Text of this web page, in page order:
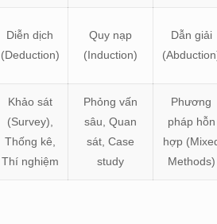
Diễn dịch
(Deduction)
Quy nạp
(Induction)
Dẫn giải
Khảo sát
(Survey),
Thống kê,
Thí nghiệm
Phỏng vấn
sâu, Quan
sát, Case
study
Phương
pháp hỗn
hợp
Methods)